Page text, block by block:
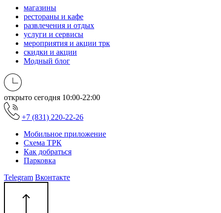
магазины
рестораны и кафе
развлечения и отдых
услуги и сервисы
мероприятия и акции трк
скидки и акции
Модный блог
открыто сегодня 10:00-22:00
+7 (831) 220-22-26
Мобильное приложение
Схема ТРК
Как добраться
Парковка
Telegram Вконтакте